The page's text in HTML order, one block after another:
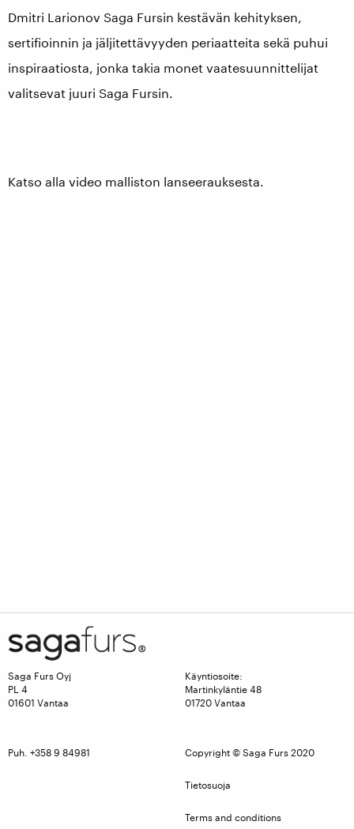
Dmitri Larionov Saga Fursin kestävän kehityksen,
sertifioinnin ja jäljitettävyyden periaatteita sekä puhui
inspiraatiosta, jonka takia monet vaatesuunnittelijat
valitsevat juuri Saga Fursin.
Katso alla video malliston lanseerauksesta.
Saga Furs Oyj
PL 4
01601 Vantaa
Käyntiosoite:
Martinkyläntie 48
01720 Vantaa
Puh. +358 9 84981 Copyright © Saga Furs 2020
Tietosuoja
Terms and conditions